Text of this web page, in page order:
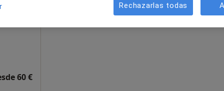
60 €
Rechazarlas todas